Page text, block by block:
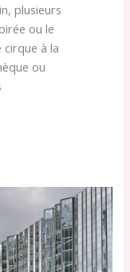
plusieurs
ou le
à la
ou